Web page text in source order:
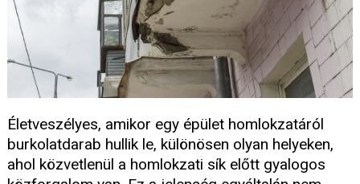
Életveszélyes, amikor egy épület homlokzatáról
burkolatdarab hullik le, különösen olyan helyeken,
ahol közvetlenül a homlokzati sík előtt gyalogos